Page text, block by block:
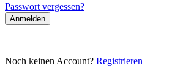
Passwort vergessen?
Anmelden
Noch keinen Account? Registrieren